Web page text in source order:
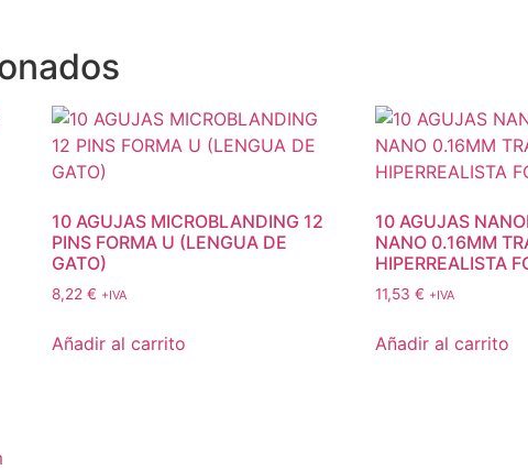
10 AGUJAS MICROBLANDING 12
PINS FORMA U (LENGUA DE
GATO)
8,22 € +IVA
Añadir al carrito
10 AGUJAS
NANO 0.16MM
HIPERREALISTA
11,53€ +IVA
Añadir al carrito